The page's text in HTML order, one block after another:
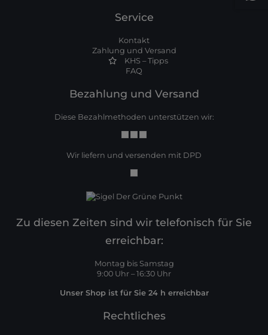
Service
Kontakt
Zahlung und Versand
KHS – Tipps
FAQ
Bezahlung und Versand
Diese Bezahlmethoden unterstützen wir:
Wir liefern und versenden mit DPD
Zu diesen Zeiten sind wir telefonisch für Sie
erreichbar:
Montag bis Samstag
9:00 Uhr – 16:30 Uhr
Unser Shop ist für Sie 24 h erreichbar
Rechtliches